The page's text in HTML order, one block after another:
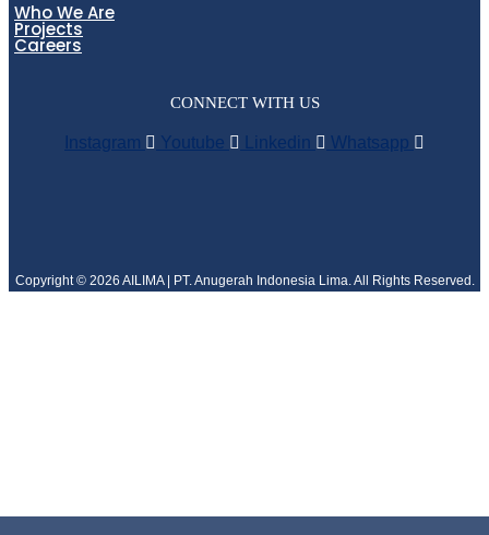
Who We Are
Projects
Careers
CONNECT WITH US
Instagram Youtube Linkedin Whatsapp
Copyright © 2026 AILIMA | PT. Anugerah Indonesia Lima. All Rights Reserved.